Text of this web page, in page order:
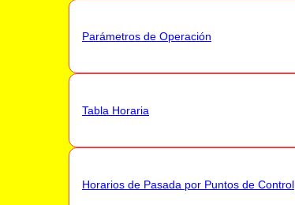
Parámetros de Operación
Tabla Horaria
Horarios de Pasada por Puntos de Control